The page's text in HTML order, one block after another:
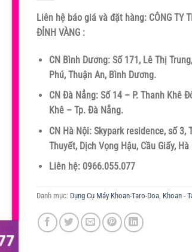
Liên hệ báo giá và đặt hàng: CÔNG TY
ĐỈNH VÀNG :
CN Bình Dương: Số 171, Lê Thị
Phú, Thuận An, Bình Dương.
CN Đà Nẳng: Số 14 – P. Thanh Khê
Khê – Tp. Đà Nẵng.
CN Hà Nội: Skypark residence, số 3,
Thuyết, Dịch Vọng Hậu, Cầu Giấy, Hà
Liên hệ: 0966.055.077
Danh mục: Dụng Cụ Máy Khoan-Taro-Doa, Khoan -